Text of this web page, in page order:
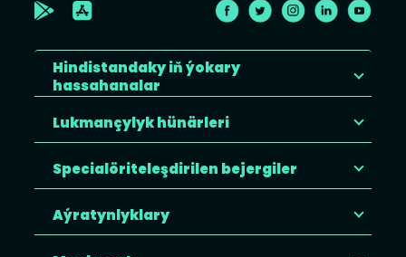
Hindistandaky iň ýokary
hassahanalar
Lukmançylyk hünärleri
Specialöriteleşdirilen bejergiler
Aýratynlyklary